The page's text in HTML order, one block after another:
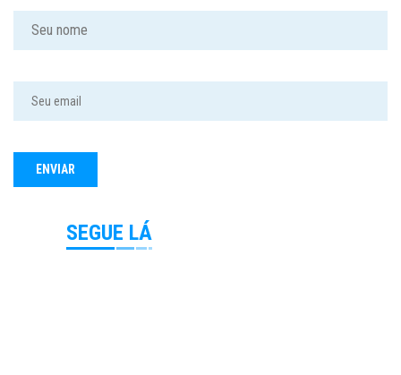
SEGUE LÁ